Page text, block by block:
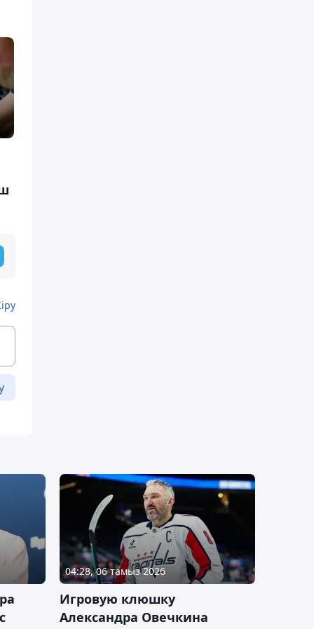
04:28, 06 тамыз 2026
Игровую клюшку
Александра Овечкина